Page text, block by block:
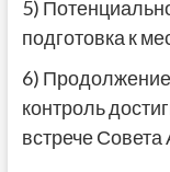
5)
подготовка к
6)
контроль
встрече